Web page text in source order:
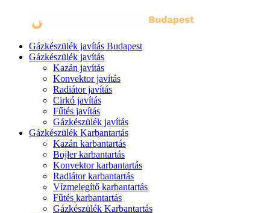
Gázkészülék javítás Budapest
Gázkészülék javítás
Kazán javítás
Konvektor javítás
Radiátor javítás
Cirkó javítás
Fűtés javítás
Gázkészülék javítás
Gázkészülék Karbantartás
Kazán karbantartás
Bojler karbantartás
Konvektor karbantartás
Radiátor karbantartás
Vízmelegítő karbantartás
Fűtés karbantartás
Gázkészülék Karbantartás